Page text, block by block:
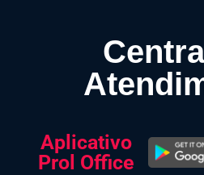
Aplicativo
Prol Office